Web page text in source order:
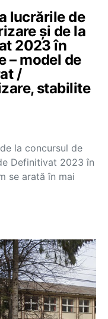
lucrările de
și de la
2023 în
– model de
/
stabilite
la concursul de
Definitivat 2023 în
se arată în mai